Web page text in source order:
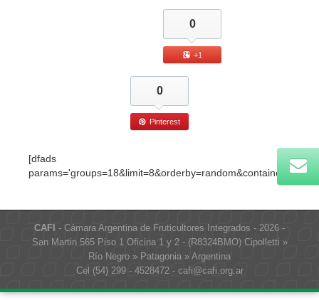
0
+1
0
Pinterest
[dfads
CAFI - Cámara Argentina de Fruticultores Integrados - 2026 -
San Martin 565 Piso 1 Oficina 1 y 2 - (R8324BMO) Cipolletti »
Río Negro » Patagonia » Argentina
Cel (54) 299 - 4528472 - cafi@cafi.org.ar